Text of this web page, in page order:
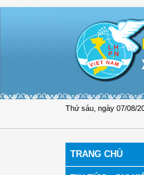
Thứ sáu, ngày 07/08/
Hội LHPN xã Tam
TRANG CHỦ